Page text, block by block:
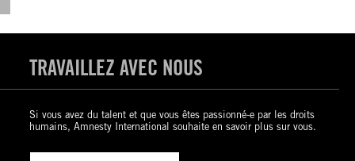
TRAVAILLEZ AVEC NOUS
Si vous avez du talent et que vous êtes passionné-e par les droits
humains, Amnesty International souhaite en savoir plus sur vous.